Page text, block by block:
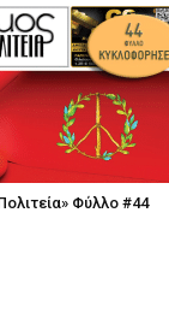
Φύλλο #44